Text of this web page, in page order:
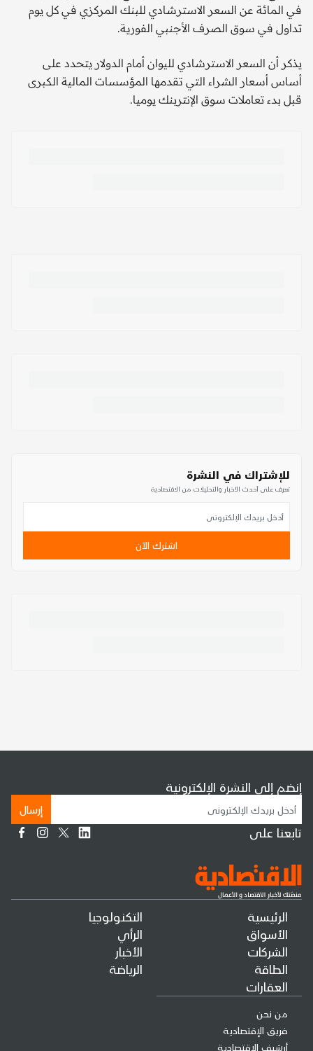
في المائة عن السعر الاسترشادي للبنك المركزي في كل يوم
تداول في سوق الصرف الأجنبي الفورية.
يذكر أن السعر الاسترشادي لليوان أمام الدولار يتحدد على
أساس أسعار الشراء التي تقدمها المؤسسات المالية الكبرى
قبل بدء تعاملات سوق الإنتربنك يوميا.
للإشتراك في النشرة
تعرف على أحدث الأخبار والتحليلات من الاقتصادية
اشترك الآن
الرئيسية
الأسواق
الشركات
الطاقة
العقارات
التكنولوجيا
الرأي
الأخبار
الرياضة
من نحن
فريق الإقتصادية
أرشيف الإقتصادية
إنضم إلى النشرة الإلكترونية
إرسال
تابعنا على